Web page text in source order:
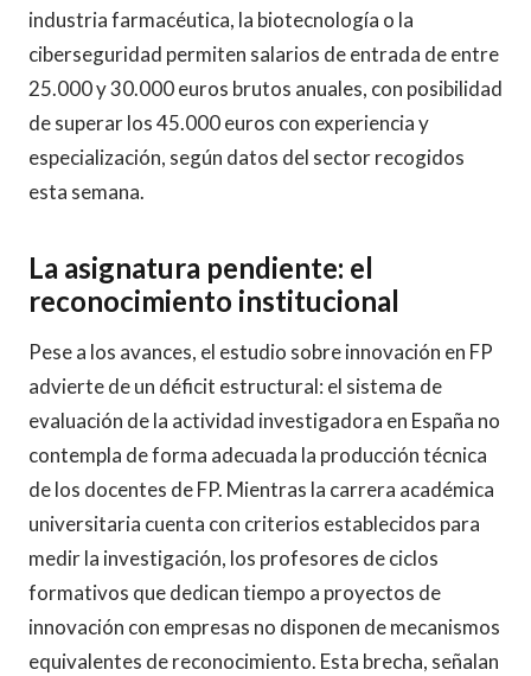
industria farmacéutica, la biotecnología o la
ciberseguridad permiten salarios de entrada de entre
25.000 y 30.000 euros brutos anuales, con posibilidad
de superar los 45.000 euros con experiencia y
especialización, según datos del sector recogidos
esta semana.
La asignatura pendiente: el
reconocimiento institucional
Pese a los avances, el estudio sobre innovación en FP
advierte de un déficit estructural: el sistema de
evaluación de la actividad investigadora en España no
contempla de forma adecuada la producción técnica
de los docentes de FP. Mientras la carrera académica
universitaria cuenta con criterios establecidos para
medir la investigación, los profesores de ciclos
formativos que dedican tiempo a proyectos de
innovación con empresas no disponen de mecanismos
equivalentes de reconocimiento. Esta brecha, señalan